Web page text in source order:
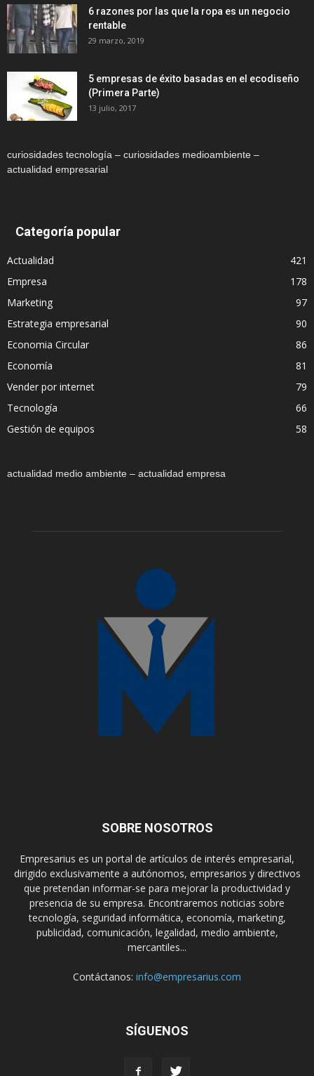
6 razones por las que la ropa es un negocio
rentable
29 marzo, 2019
5 empresas de éxito basadas en el ecodiseño
(Primera Parte)
13 julio, 2017
curiosidades tecnología – curiosidades medioambiente –
actualidad empresarial
Categoría popular
Actualidad
421
Empresa
178
Marketing
97
Estrategia empresarial
90
Economia Circular
86
Economía
81
Vender por internet
79
Tecnología
66
Gestión de equipos
58
actualidad medio ambiente – actualidad empresa
SOBRE NOSOTROS
Empresarius es un portal de artículos de interés empresarial,
dirigido exclusivamente a autónomos, empresarios y directivos
que pretendan informar-se para mejorar la productividad y
presencia de su empresa. Encontraremos noticias sobre
tecnología, seguridad informática, economía, marketing,
publicidad, comunicación, legalidad, medio ambiente,
mercantiles...
Contáctanos: info@empresarius.com
SÍGUENOS